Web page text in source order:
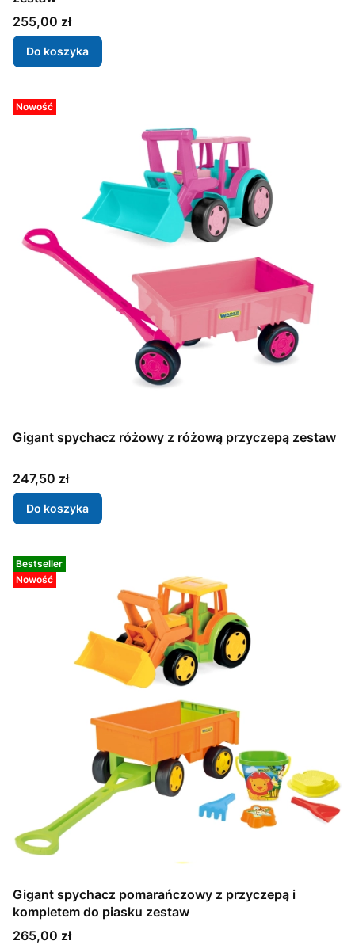
Cena
255,00 zł
Do koszyka
Nowość
Gigant spychacz różowy z różową przyczepą zestaw
Cena
247,50 zł
Do koszyka
Bestseller
Nowość
Gigant spychacz pomarańczowy z przyczepą i
kompletem do piasku zestaw
Cena
265,00 zł